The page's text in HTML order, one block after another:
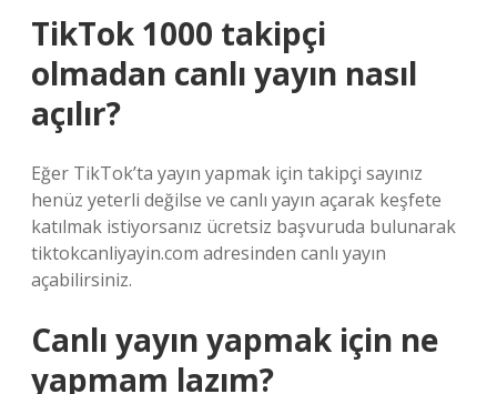
TikTok 1000 takipçi
olmadan canlı yayın nasıl
açılır?
Eğer TikTok’ta yayın yapmak için takipçi sayınız
henüz yeterli değilse ve canlı yayın açarak keşfete
katılmak istiyorsanız ücretsiz başvuruda bulunarak
tiktokcanliyayin.com adresinden canlı yayın
açabilirsiniz.
Canlı yayın yapmak için ne
yapmam lazım?